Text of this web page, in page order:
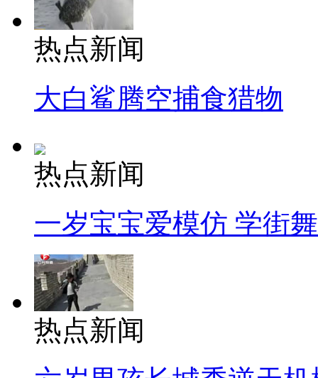
热点新闻
大白鲨腾空捕食猎物
热点新闻
一岁宝宝爱模仿 学街
热点新闻